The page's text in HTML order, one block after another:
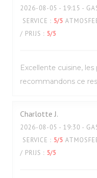
2026-08-05 - 19:15 -
SERVICE : 5/5
/ PRIJS : 5/5
Excellente cuisine,
recommandons ce
Charlotte J
2026-08-05 - 19:30 -
SERVICE : 5/5
/ PRIJS : 5/5